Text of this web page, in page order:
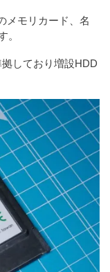
メモリカード、名
。
しており増設HDD